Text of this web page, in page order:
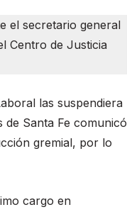
el secretario general
Centro de Justicia
las suspendiera
Santa Fe comunicó
gremial, por lo
cargo en